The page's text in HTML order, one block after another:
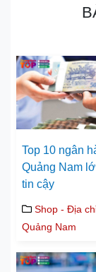
Top 10 ngân
Quảng Nam
tin cậy
Shop - Địa
Quảng Nam